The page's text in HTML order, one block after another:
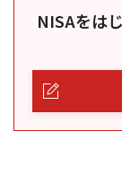
NISAをは